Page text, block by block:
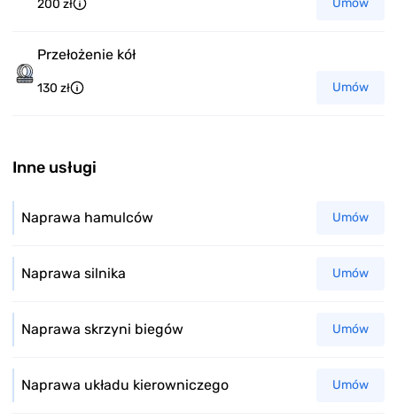
200 zł Umów
Przełożenie kół
130 zł Umów
Inne usługi
Naprawa hamulców Umów
Naprawa silnika Umów
Naprawa skrzyni biegów Umów
Naprawa układu kierowniczego Umów